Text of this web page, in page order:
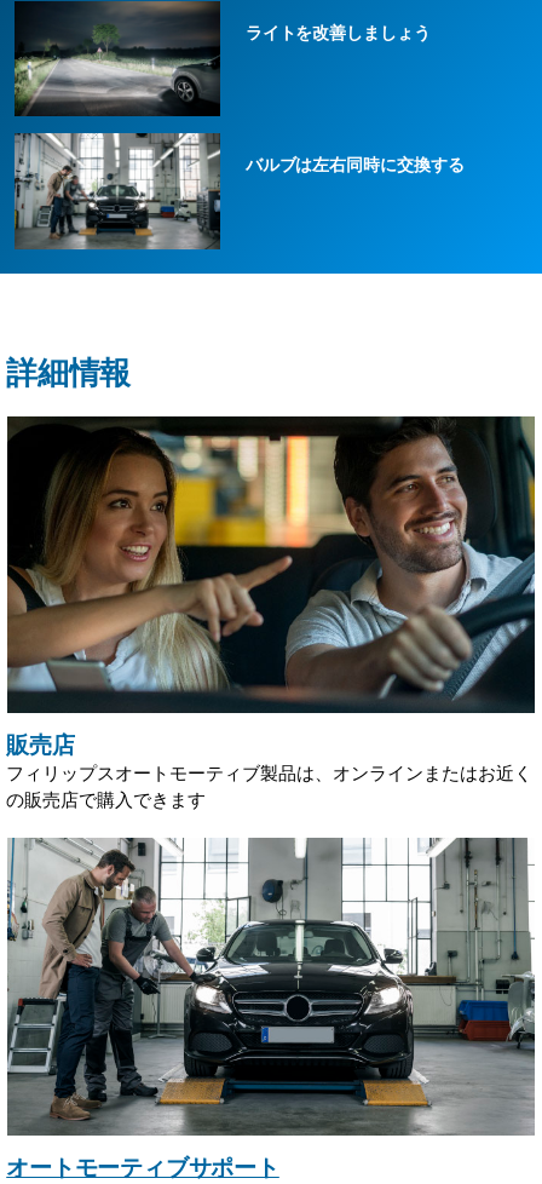
ライトを改善しましょう
バルブは左右同時に交換する
詳細情報
販売店
フィリップスオートモーティブ製品は、オンラインまたはお近く
の販売店で購入できます
オートモーティブサポート